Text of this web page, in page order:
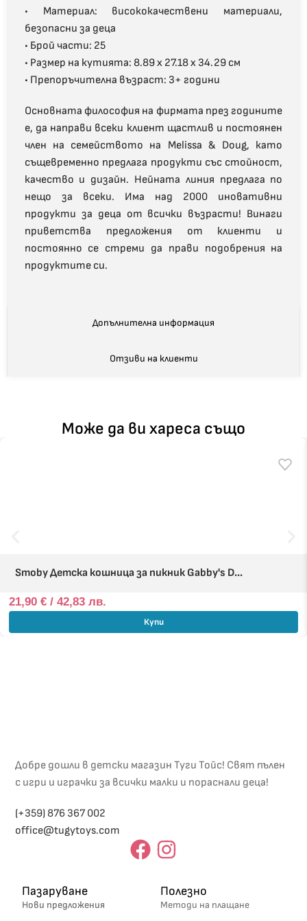
Допълнителна информация
Отзиви на клиенти
• Материал: висококачествени материали,
безопасни за деца
• Брой части: 25
• Размер на кутията: 8.89 x 27.18 x 34.29 см
• Препоръчителна възраст: 3+ години
Основната философия на фирмата през годините
е, да направи всеки клиент щастлив и постоянен
член на семейството на Melissa & Doug, като
същевременно предлага продукти със стойност,
качество и дизайн. Нейната линия предлага по
нещо за всеки. Има над 2000 иновативни
продукти за деца от всички възрасти! Винаги
приветства предложения от клиенти и
постоянно се стреми да прави подобрения на
продуктите си.
Може да ви хареса също
Smoby Детска кошница за пикник Gabby's D...
21,90€ / 42,83 лв.
Купи
Добре дошли в детски магазин Туги Тойс! Свят пълен
с игри и играчки за всички малки и пораснали деца!
(+359) 876 367 002
office@tugytoys.com
Пазаруване
Нови предложения
Полезно
Методи на плащане